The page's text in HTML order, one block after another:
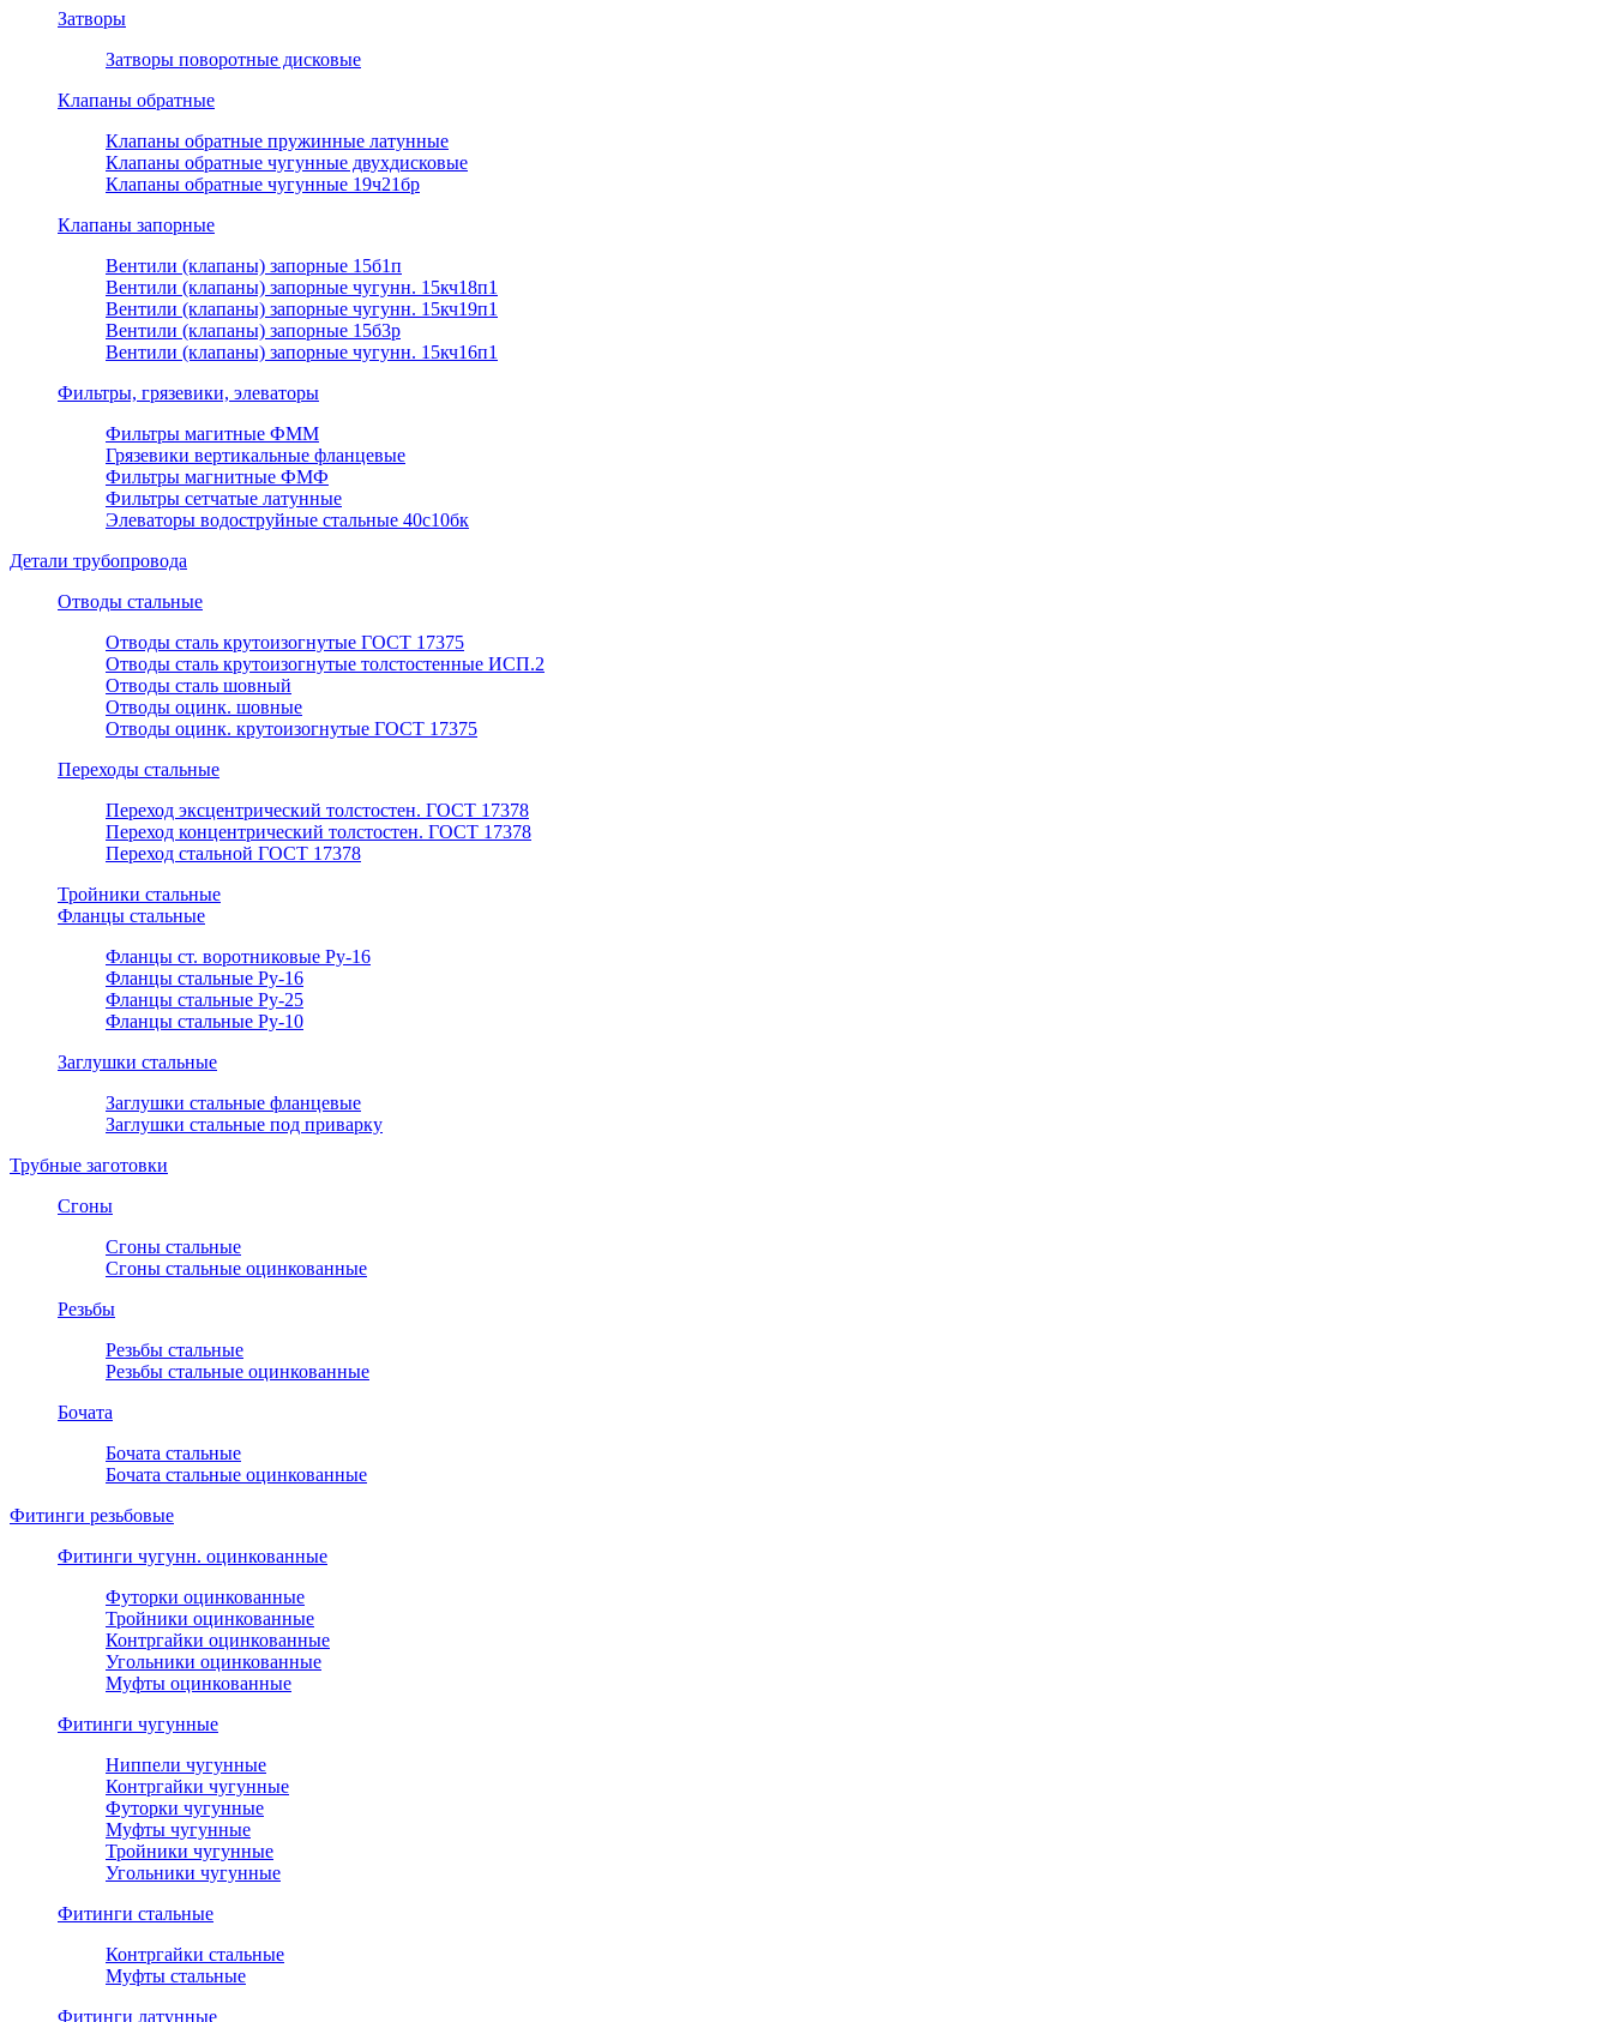
Затворы
Затворы поворотные дисковые
Клапаны обратные
Клапаны обратные пружинные латунные
Клапаны обратные чугунные двухдисковые
Клапаны обратные чугунные 19ч21бр
Клапаны запорные
Вентили (клапаны) запорные 15б1п
Вентили (клапаны) запорные чугунн. 15кч18п1
Вентили (клапаны) запорные чугунн. 15кч19п1
Вентили (клапаны) запорные 15б3р
Вентили (клапаны) запорные чугунн. 15кч16п1
Фильтры, грязевики, элеваторы
Фильтры магитные ФММ
Грязевики вертикальные фланцевые
Фильтры магнитные ФМФ
Фильтры сетчатые латунные
Элеваторы водоструйные стальные 40с10бк
Детали трубопровода
Отводы стальные
Отводы сталь крутоизогнутые ГОСТ 17375
Отводы сталь крутоизогнутые толстостенные ИСП.2
Отводы сталь шовный
Отводы оцинк. шовные
Отводы оцинк. крутоизогнутые ГОСТ 17375
Переходы стальные
Переход эксцентрический толстостен. ГОСТ 17378
Переход концентрический толстостен. ГОСТ 17378
Переход стальной ГОСТ 17378
Тройники стальные
Фланцы стальные
Фланцы ст. воротниковые Ру-16
Фланцы стальные Ру-16
Фланцы стальные Ру-25
Фланцы стальные Ру-10
Заглушки стальные
Заглушки стальные фланцевые
Заглушки стальные под приварку
Трубные заготовки
Сгоны
Сгоны стальные
Сгоны стальные оцинкованные
Резьбы
Резьбы стальные
Резьбы стальные оцинкованные
Бочата
Бочата стальные
Бочата стальные оцинкованные
Фитинги резьбовые
Фитинги чугунн. оцинкованные
Футорки оцинкованные
Тройники оцинкованные
Контргайки оцинкованные
Угольники оцинкованные
Муфты оцинкованные
Фитинги чугунные
Ниппели чугунные
Контргайки чугунные
Футорки чугунные
Муфты чугунные
Тройники чугунные
Угольники чугунные
Фитинги стальные
Контргайки стальные
Муфты стальные
Фитинги латунные